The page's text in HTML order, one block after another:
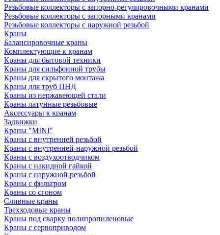
Резьбовые коллекторы с запорно-регулировочными кранами
Резьбовые коллекторы с запорными кранами
Резьбовые коллекторы с наружной резьбой
Краны
Балансировочные краны
Комплектующие к кранам
Краны для бытовой техники
Краны для сильфонной трубы
Краны для скрытого монтажа
Краны для труб ПНД
Краны из нержавеющей стали
Краны латунные резьбовые
Аксессуары к кранам
Задвижки
Краны "MINI"
Краны с внутренней резьбой
Краны с внутренней-наружной резьбой
Краны с воздухоотводчиком
Краны с накидной гайкой
Краны с наружной резьбой
Краны с фильтром
Краны со сгоном
Сливные краны
Трехходовые краны
Краны под сварку полипропиленовые
Краны с сервоприводом